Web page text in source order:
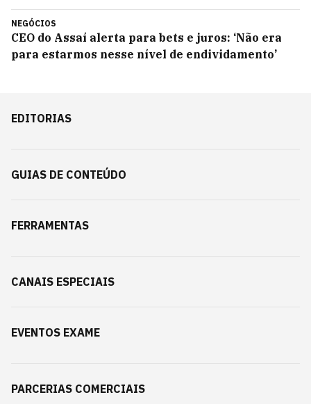
NEGÓCIOS
CEO do Assaí alerta para bets e juros: ‘Não era
para estarmos nesse nível de endividamento’
EDITORIAS
GUIAS DE CONTEÚDO
FERRAMENTAS
CANAIS ESPECIAIS
EVENTOS EXAME
PARCERIAS COMERCIAIS